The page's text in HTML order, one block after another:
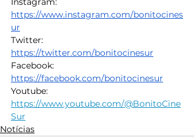
https://www.instagram.com/bonitocines
ur
https://twitter.com/bonitocinesur
https://facebook.com/bonitocinesur
https://www.youtube.com/@BonitoCine
Sur
Notícias